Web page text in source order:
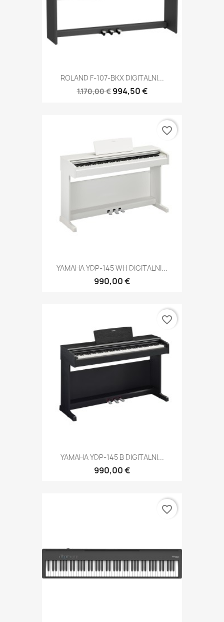
ROLAND F-107-BKX DIGITALNI...
1.170,00 € 994,50 €
YAMAHA YDP-145 WH DIGITALNI...
990,00 €
favorite_border
YAMAHA YDP-145 B DIGITALNI...
990,00 €
favorite_border
favorite_border